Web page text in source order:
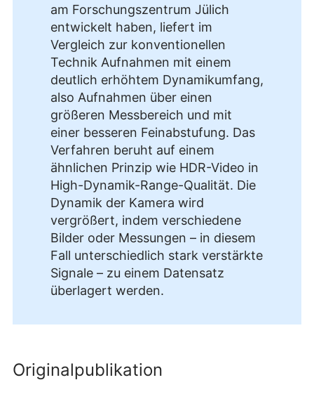
am Forschungszentrum Jülich
entwickelt haben, liefert im
Vergleich zur konventionellen
Technik Aufnahmen mit einem
deutlich erhöhtem Dynamikumfang,
also Aufnahmen über einen
größeren Messbereich und mit
einer besseren Feinabstufung. Das
Verfahren beruht auf einem
ähnlichen Prinzip wie HDR-Video in
High-Dynamik-Range-Qualität. Die
Dynamik der Kamera wird
vergrößert, indem verschiedene
Bilder oder Messungen – in diesem
Fall unterschiedlich stark verstärkte
Signale – zu einem Datensatz
überlagert werden.
Originalpublikation